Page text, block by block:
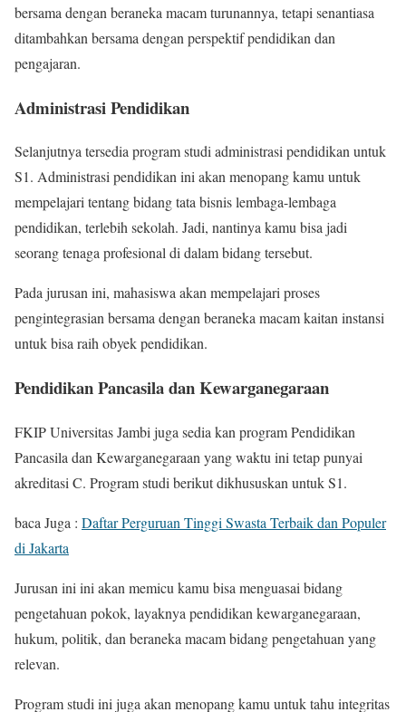
bersama dengan beraneka macam turunannya, tetapi senantiasa
ditambahkan bersama dengan perspektif pendidikan dan
pengajaran.
Administrasi Pendidikan
Selanjutnya tersedia program studi administrasi pendidikan untuk
S1. Administrasi pendidikan ini akan menopang kamu untuk
mempelajari tentang bidang tata bisnis lembaga-lembaga
pendidikan, terlebih sekolah. Jadi, nantinya kamu bisa jadi
seorang tenaga profesional di dalam bidang tersebut.
Pada jurusan ini, mahasiswa akan mempelajari proses
pengintegrasian bersama dengan beraneka macam kaitan instansi
untuk bisa raih obyek pendidikan.
Pendidikan Pancasila dan Kewarganegaraan
FKIP Universitas Jambi juga sedia kan program Pendidikan
Pancasila dan Kewarganegaraan yang waktu ini tetap punyai
akreditasi C. Program studi berikut dikhususkan untuk S1.
baca Juga : Daftar Perguruan Tinggi Swasta Terbaik dan Populer
di Jakarta
Jurusan ini ini akan memicu kamu bisa menguasai bidang
pengetahuan pokok, layaknya pendidikan kewarganegaraan,
hukum, politik, dan beraneka macam bidang pengetahuan yang
relevan.
Program studi ini juga akan menopang kamu untuk tahu integritas